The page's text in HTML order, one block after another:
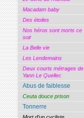
Macadam baby
Des étoiles
Nos héros sont morts ce
soir
La Belle vie
Les Lendemains
Deux courts métrages de
Yann Le Quellec
Abus de faiblesse
Ceuta douce prison
Tonnerre